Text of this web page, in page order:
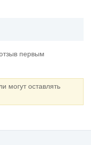
первым
могут оставлять